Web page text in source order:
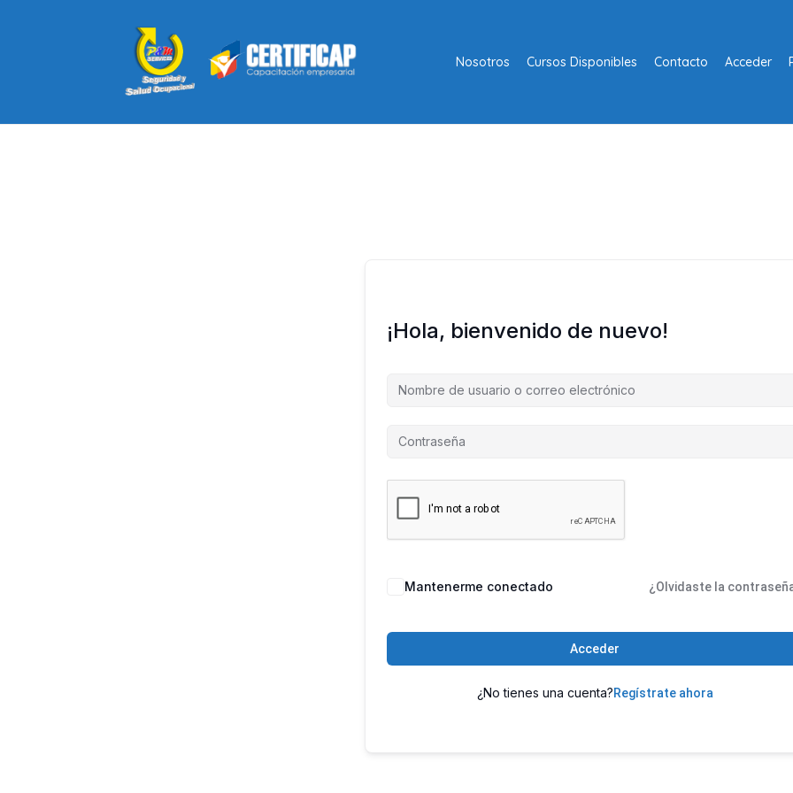
Nosotros Cursos Disponibles Contacto Acceder
¡Hola, bienvenido de nuevo!
Mantenerme conectado ¿Olvidaste la
Acceder
¿No tienes una cuenta?Regístrate ahora